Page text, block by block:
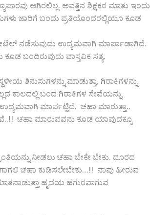
ಆಗಿರಲಿಲ್ಲ. ಅವತ್ತಿನ ಶಿಕ್ಷಕರ ಮಾತು ಇಂದು
ಜಾರಿಗೆ ಬಂದು ಪ್ರತಿಯೊಂದರಲ್ಲಿಯೂ ಕೂಡ
ನಡೆಸುವುದು ಉದ್ಯಮವಾಗಿ ಮಾರ್ಪಾಡಾಗಿದೆ.
ಬಂದಿರುವುದು ವಾಸ್ತವಿಕ ಸತ್ಯ.
ತಿನುಸುಗಳನ್ನು ಮಾಡುತ್ತಾ, ಗಿರಾಕಿಗಳನ್ನು
ಕಾಲದಲ್ಲಿ ಬಂದ ಗಿರಾಕಿಗಳ ಸೇವೆಯನ್ನು
ಮಾರ್ಪಟ್ಟಿದೆ. ಚಹಾ ಮಾರುತ್ತಾ..
ಚಹಾ ಮಾರುವವನು ಕೂಡ ಯಾವುದಕ್ಕೂ
ನೀಡಲು ಚಹಾ ಬೇಕೇ ಬೇಕು. ದೂರದ
ಚಹಾ ಕುಡಿಸಲೇಬೇಕು…!! ನಾವು ಹೀರುವ
ಹೃದಯ ಹಗುರವಾಗುವ